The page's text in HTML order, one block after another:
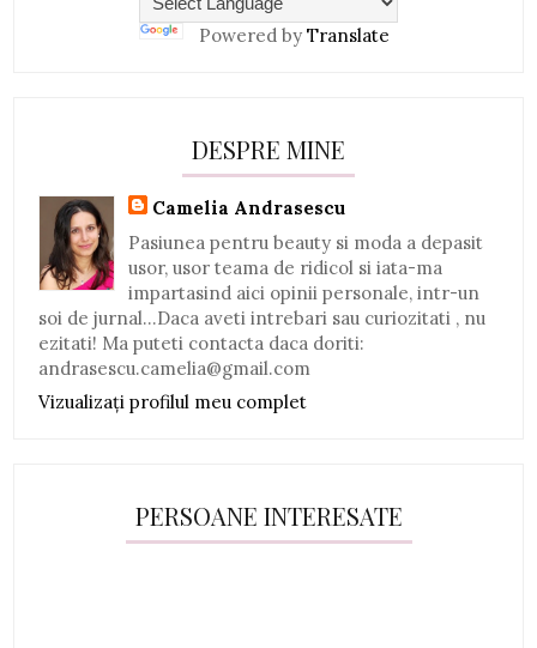
Powered by Translate
DESPRE MINE
Camelia Andrasescu
Pasiunea pentru beauty si moda a depasit
usor, usor teama de ridicol si iata-ma
impartasind aici opinii personale, intr-un
soi de jurnal...Daca aveti intrebari sau curiozitati , nu
ezitati! Ma puteti contacta daca doriti:
andrasescu.camelia@gmail.com
Vizualizați profilul meu complet
PERSOANE INTERESATE